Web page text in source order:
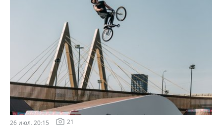
26 июл, 20:15 21